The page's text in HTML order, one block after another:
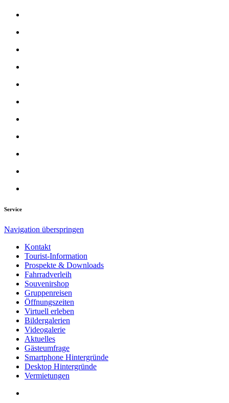
Service
Navigation überspringen
Kontakt
Tourist-Information
Prospekte & Downloads
Fahrradverleih
Souvenirshop
Gruppenreisen
Öffnungszeiten
Virtuell erleben
Bildergalerien
Videogalerie
Aktuelles
Gästeumfrage
Smartphone Hintergründe
Desktop Hintergründe
Vermietungen